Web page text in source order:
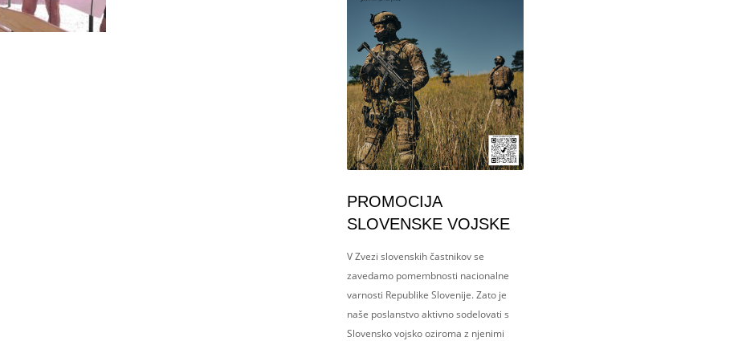
PROMOCIJA
SLOVENSKE VOJSKE
V Zvezi slovenskih častnikov se
zavedamo pomembnosti nacionalne
varnosti Republike Slovenije. Zato je
naše poslanstvo aktivno sodelovati s
Slovensko vojsko oziroma z njenimi